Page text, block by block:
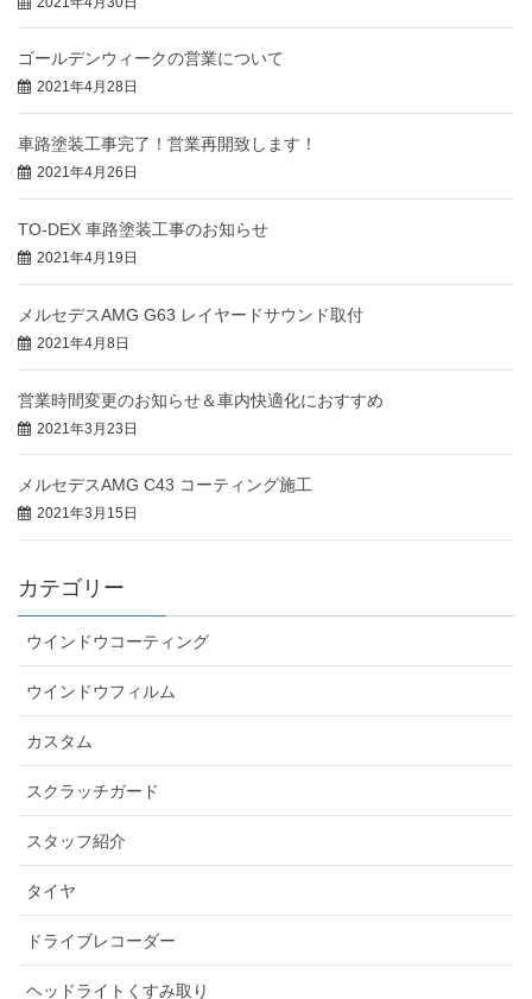
ゴールデンウィークの営業について
2021年4月28日
車路塗装工事完了！営業再開致します！
2021年4月26日
TO-DEX 車路塗装工事のお知らせ
2021年4月19日
メルセデスAMG G63 レイヤードサウンド取付
2021年4月8日
営業時間変更のお知らせ＆車内快適化におすすめ
2021年3月23日
メルセデスAMG C43 コーティング施工
2021年3月15日
カテゴリー
ウインドウコーティング
ウインドウフィルム
カスタム
スクラッチガード
スタッフ紹介
タイヤ
ドライブレコーダー
ヘッドライトくすみ取り